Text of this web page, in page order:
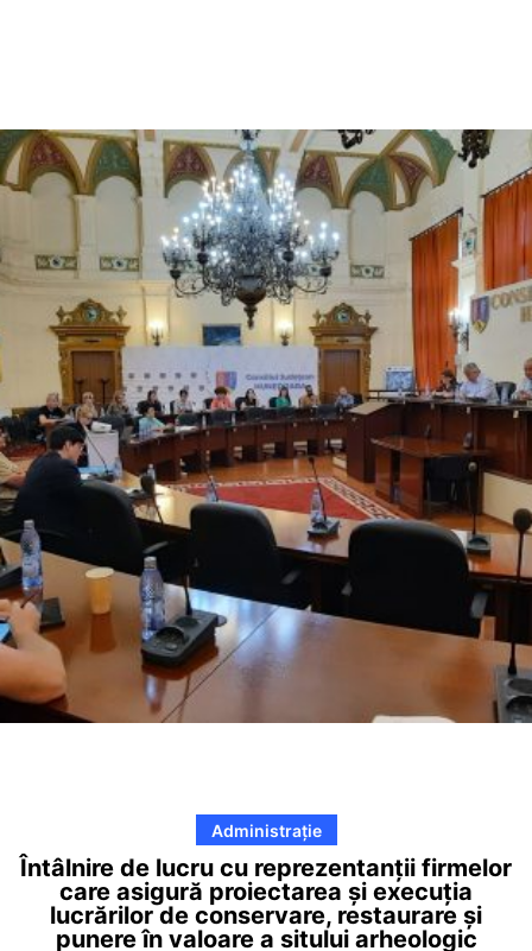
Administrație
Întâlnire de lucru cu reprezentanții firmelor
care asigură proiectarea și execuția
lucrărilor de conservare, restaurare și
punere în valoare a sitului arheologic